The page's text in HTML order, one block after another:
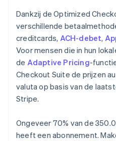
Dankzij de Optimized
verschillende
creditcards, ACH-debet,
Voor mensen die in hun
de Adaptive Pricing-
Checkout Suite de prijzen
valuta op basis van de
Stripe.
Ongeveer 70% van de
heeft een abonnement.